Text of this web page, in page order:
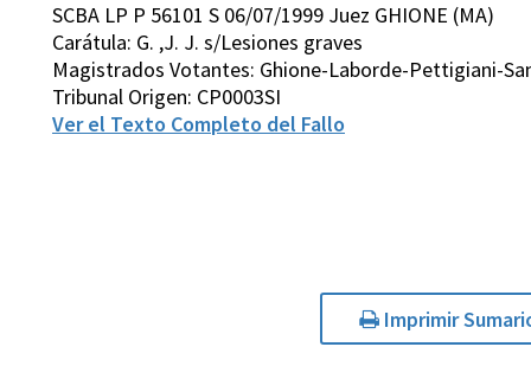
SCBA LP P 56101 S 06/07/1999 Juez GHIONE (MA)
Carátula: G. ,J. J. s/Lesiones graves
Magistrados Votantes: Ghione-Laborde-Pettigiani-
Tribunal Origen: CP0003SI
Ver el Texto Completo del Fallo
Imprimir